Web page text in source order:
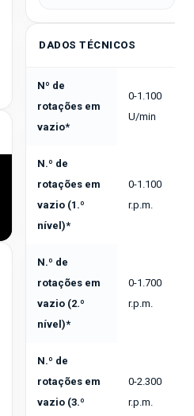
DADOS TÉCNICOS
Nº de
rotações em
vazio*
0-1.100
U/min
N.º de
rotações em
vazio (1.º
nível)*
0-1.100
r.p.m.
N.º de
rotações em
vazio (2.º
nível)*
0-1.700
r.p.m.
N.º de
rotações em
vazio (3.º
0-2.300
r.p.m.